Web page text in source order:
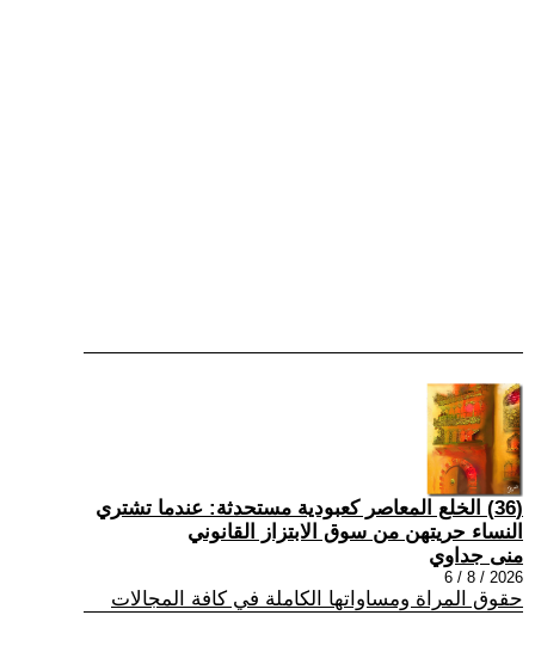
(36) الخلع المعاصر كعبودية مستحدثة: عندما تشتري
النساء حريتهن من سوق الابتزاز القانوني
منى جداوي
2026 / 8 / 6
حقوق المراة ومساواتها الكاملة في كافة المجالات